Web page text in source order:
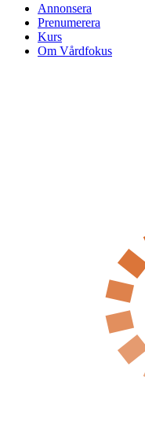
Annonsera
Prenumerera
Kurs
Om Vårdfokus